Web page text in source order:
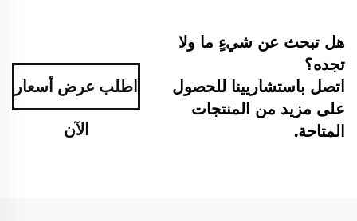
هل تبحث عن شيءٍ ما ولا
تجده؟
اتصل باستشاريينا للحصول
على مزيد من المنتجات
المتاحة.
اطلب عرض أسعار
الآن